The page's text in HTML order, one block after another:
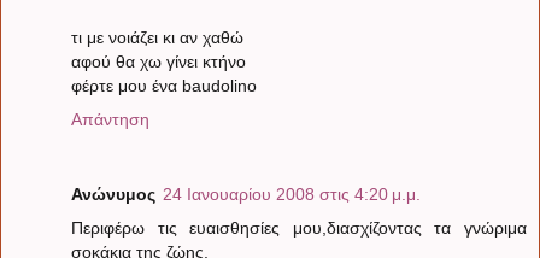
τι με νοιάζει κι αν χαθώ
αφού θα χω γίνει κτήνο
φέρτε μου ένα baudolino
Απάντηση
Ανώνυμος 24 Ιανουαρίου 2008 στις 4:20 μ.μ.
Περιφέρω τις ευαισθησίες μου,διασχίζοντας τα γνώριμα
σοκάκια της ζώης.